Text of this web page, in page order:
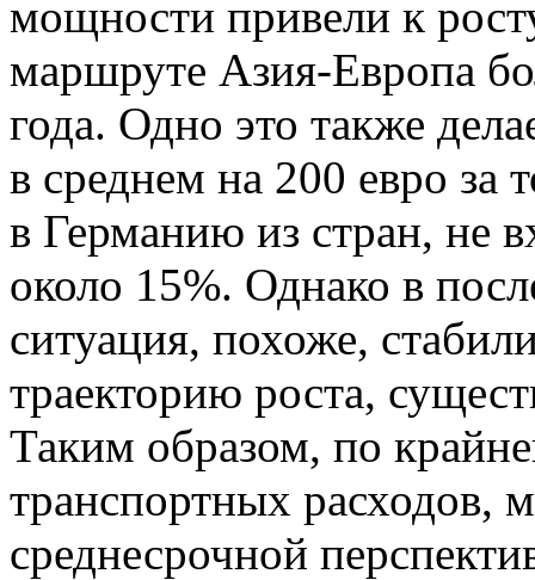
мощности привели к
маршруте Азия-Европа
года. Одно это также
в среднем на 200 евро за
в Германию из стран, не
около 15%. Однако в
ситуация, похоже,
траекторию роста,
Таким образом, по
транспортных расходов,
среднесрочной